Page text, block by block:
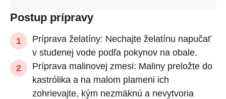
Postup prípravy
Príprava želatíny: Nechajte želatínu napučať
v studenej vode podľa pokynov na obale.
Príprava malinovej zmesi: Maliny preložte do
kastrólika a na malom plameni ich
zohrievajte, kým nezmäknú a nevytvoria